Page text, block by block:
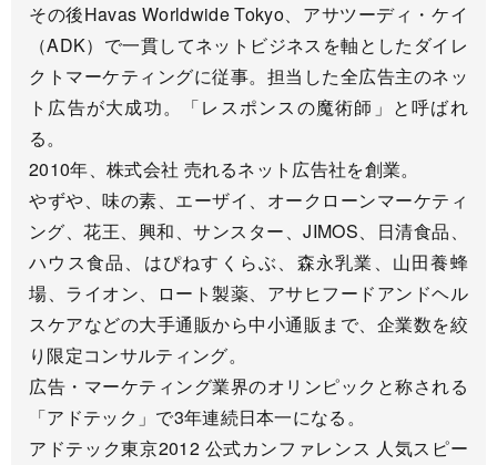
その後Havas Worldwide Tokyo、アサツーディ・ケイ
（ADK）で一貫してネットビジネスを軸としたダイレ
クトマーケティングに従事。担当した全広告主のネッ
ト広告が大成功。「レスポンスの魔術師」と呼ばれ
る。
2010年、株式会社 売れるネット広告社を創業。
やずや、味の素、エーザイ、オークローンマーケティ
ング、花王、興和、サンスター、JIMOS、日清食品、
ハウス食品、はぴねすくらぶ、森永乳業、山田養蜂
場、ライオン、ロート製薬、アサヒフードアンドヘル
スケアなどの大手通販から中小通販まで、企業数を絞
り限定コンサルティング。
広告・マーケティング業界のオリンピックと称される
「アドテック」で3年連続日本一になる。
アドテック東京2012 公式カンファレンス 人気スピー